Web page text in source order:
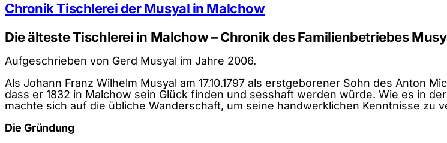
Chronik Tischlerei der Musyal in Malchow
Die älteste Tischlerei in Malchow – Chronik des Familienbetriebes
Aufgeschrieben von Gerd Musyal im Jahre 2006.
Als Johann Franz Wilhelm Musyal am 17.10.1797 als erstgeborener Sohn des Anton
dass er 1832 in Malchow sein Glück finden und sesshaft werden würde. Wie es in
machte sich auf die übliche Wanderschaft, um seine handwerklichen Kenntnisse zu
Die Gründung